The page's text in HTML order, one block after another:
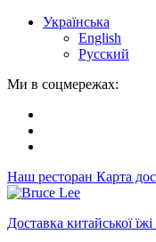
Українська
English
Русский
Ми в соцмережах:
Наш ресторан Карта
Доставка китайської